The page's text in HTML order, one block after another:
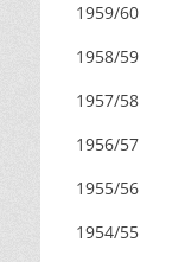
1959/60
1958/59
1957/58
1956/57
1955/56
1954/55